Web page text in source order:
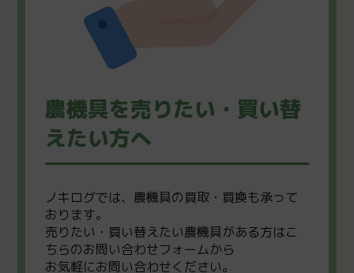
農機具を売りたい・買い替
えたい方へ
ノキログでは、農機具の買取・買換も承って
おります。
売りたい・買い替えたい農機具がある方はこ
ちらのお問い合わせフォームから
お気軽にお問い合わせください。